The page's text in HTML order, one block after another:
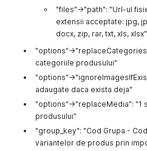
"quantity":
"sku": "SKU
"quantity"
"Cantitate"
"files"->"path": "Url-ul
extensii acceptate: jpg,
docx, zip, rar, txt, xls, xlsx"
"options"-
categoriile produsului"
"options"-
adaugate daca exista deja"
"options"->"replaceMedia": "1
produsului"
"group_key": "Cod Grupa -
variantelor de produs prin